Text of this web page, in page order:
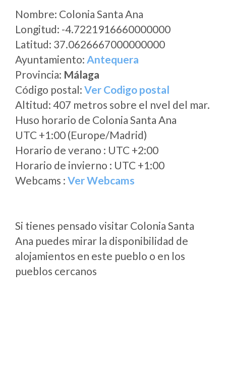
Nombre: Colonia Santa Ana
Longitud: -4.7221916660000000
Latitud: 37.0626667000000000
Ayuntamiento: Antequera
Provincia: Málaga
Código postal: Ver Codigo postal
Altitud: 407 metros sobre el nvel del mar.
Huso horario de Colonia Santa Ana
UTC +1:00 (Europe/Madrid)
Horario de verano : UTC +2:00
Horario de invierno : UTC +1:00
Webcams : Ver Webcams
Si tienes pensado visitar Colonia Santa
Ana puedes mirar la disponibilidad de
alojamientos en este pueblo o en los
pueblos cercanos